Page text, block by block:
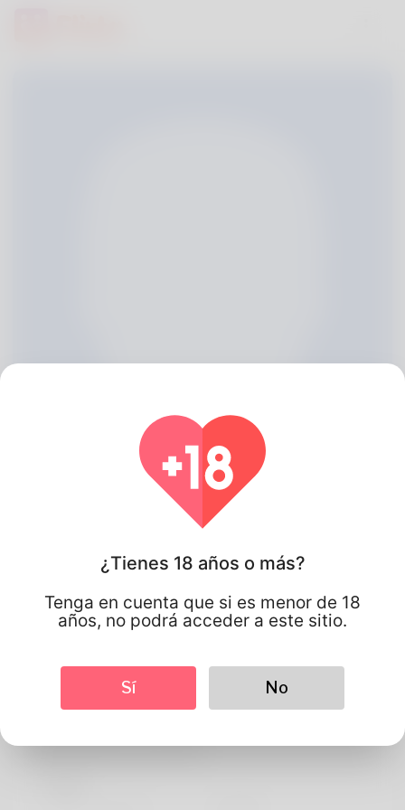
¿Tienes 18 años o más?
Tenga en cuenta que si es menor de 18
años, no podrá acceder a este sitio.
Sí No
Victoria
Información de perfil